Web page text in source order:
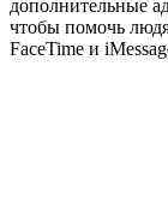
дополнительные
чтобы помочь
FaceTime и